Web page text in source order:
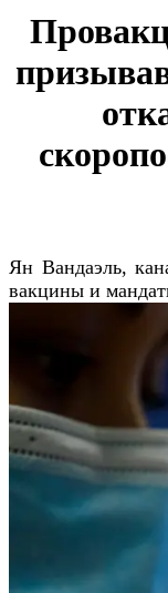
Ян Вандаэль,
вакцины и